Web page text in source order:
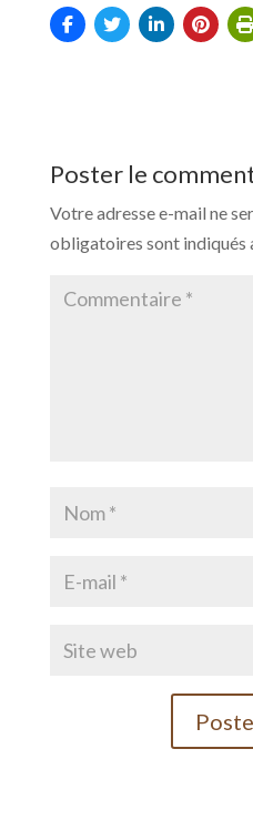
Poster le
Votre adresse e-mail ne
obligatoires sont indiqués